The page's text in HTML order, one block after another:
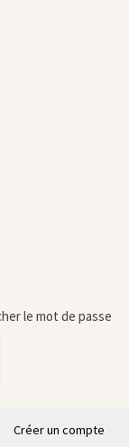
le mot de passe
Créer un compte